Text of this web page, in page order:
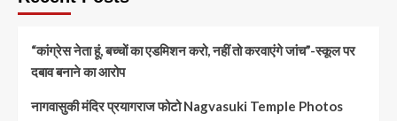
“कांग्रेस नेता हूं, बच्चों का एडमिशन करो, नहीं तो करवाएंगे जांच”-स्कूल पर
दबाव बनाने का आरोप
नागवासुकी मंदिर प्रयागराज फोटो Nagvasuki Temple Photos